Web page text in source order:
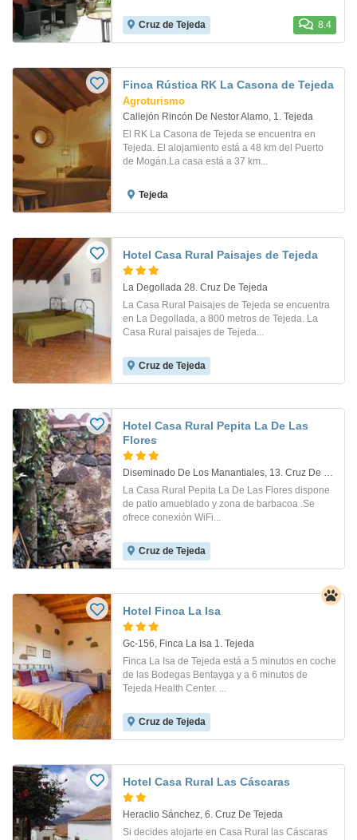
Cruz de Tejeda 8.4
Finca Rústica RK La Casona de Tejeda
Agroturismo
Callejón Rincón De Nestor Alamo, 1. Tejeda
El RK La Casona de Tejeda se encuentra en
Tejeda. El alojamiento está a 48 km del Puerto
de Mogán.La casa está a 37 km...
Tejeda
Hotel Casa Rural Paisajes de Tejeda
La Degollada 28. Cruz De Tejeda
La Casa Rural Paisajes de Tejeda se encuentra
en La Degollada, a 800 metros de Tejeda. La
Casa Rural paisajes de Tejeda...
Cruz de Tejeda
Hotel Casa Rural Pepita La De Las
Flores
Diseminado De Los Manantiales, 13. Cruz De Tejeda
La Casa Rural Pepita La De Las Flores dispone
de patio amueblado y zona de barbacoa .Se
ofrece conexión WiFi...
Cruz de Tejeda
Hotel Finca La Isa
Gc-156, Finca La Isa 1. Tejeda
Finca La Isa de Tejeda está a 5 minutos en coche
de las Bodegas Bentayga y a 6 minutos de
Tejeda Health Center. ...
Cruz de Tejeda
Hotel Casa Rural Las Cáscaras
Heraclio Sánchez, 6. Cruz De Tejeda
Si decides alojarte en Casa Rural las Cáscaras